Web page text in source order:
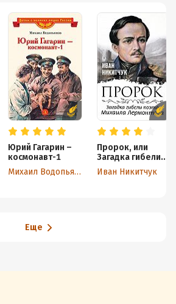
Юрий Гагарин –
космонавт-1
Михаил Водопьянов
Пророк, или
Загадка гибели
поэта Михаила
Лермонтова
Иван Никитчук
Еще